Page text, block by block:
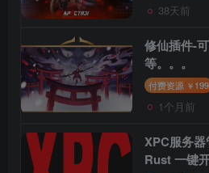
38天前
修仙插件-
等。。。
付费资源 ￥ 199
1个月前
XPC服务
Rust 一键